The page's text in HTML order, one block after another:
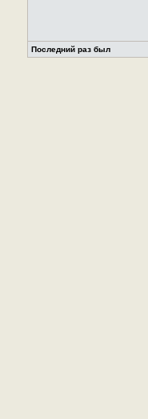
Последний раз был